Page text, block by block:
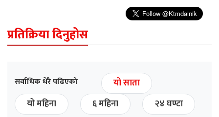
प्रतिक्रिया दिनुहोस
सर्वाधिक धेरै पढिएको
यो साता
यो महिना
६ महिना २४ घण्टा